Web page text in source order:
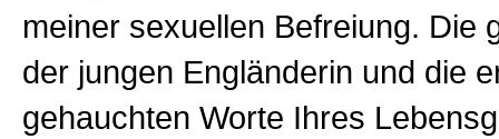
meiner sexuellen Befreiung. Die
der jungen Engländerin und die
gehauchten Worte Ihres